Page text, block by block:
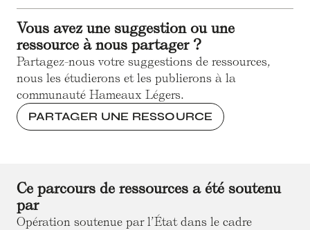
Vous avez une suggestion ou une
ressource à nous partager ?
Partagez-nous votre suggestions de ressources,
nous les étudierons et les publierons à la
communauté Hameaux Légers.
PARTAGER UNE RESSOURCE
Ce parcours de ressources a été soutenu
par
Opération soutenue par l’État dans le cadre